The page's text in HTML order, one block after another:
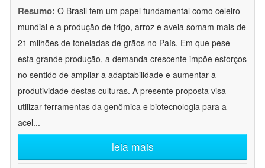
Resumo: O Brasil tem um papel fundamental como celeiro
mundial e a produção de trigo, arroz e aveia somam mais de
21 milhões de toneladas de grãos no País. Em que pese
esta grande produção, a demanda crescente impõe esforços
no sentido de ampliar a adaptabilidade e aumentar a
produtividade destas culturas. A presente proposta visa
utilizar ferramentas da genômica e biotecnologia para a
acel...
leia mais